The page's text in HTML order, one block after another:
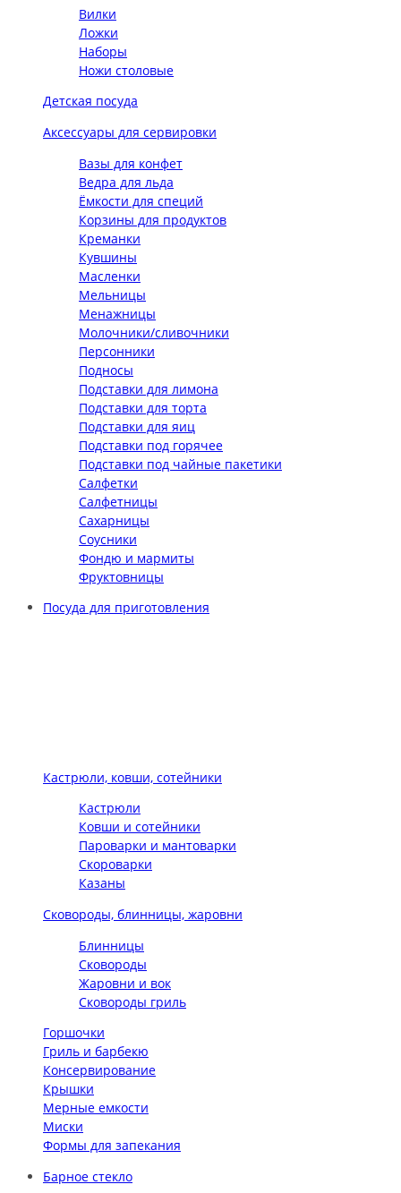
Вилки
Ложки
Наборы
Ножи столовые
Детская посуда
Аксессуары для сервировки
Вазы для конфет
Ведра для льда
Ёмкости для специй
Корзины для продуктов
Креманки
Кувшины
Масленки
Мельницы
Менажницы
Молочники/сливочники
Персонники
Подносы
Подставки для лимона
Подставки для торта
Подставки для яиц
Подставки под горячее
Подставки под чайные пакетики
Салфетки
Салфетницы
Сахарницы
Соусники
Фондю и мармиты
Фруктовницы
Посуда для приготовления
Кастрюли, ковши, сотейники
Кастрюли
Ковши и сотейники
Пароварки и мантоварки
Скороварки
Казаны
Сковороды, блинницы, жаровни
Блинницы
Сковороды
Жаровни и вок
Сковороды гриль
Горшочки
Гриль и барбекю
Консервирование
Крышки
Мерные емкости
Миски
Формы для запекания
Барное стекло